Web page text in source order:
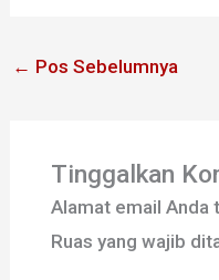
← Pos Sebelumnya
Tinggalkan
Alamat email Anda
Ruas yang wajib